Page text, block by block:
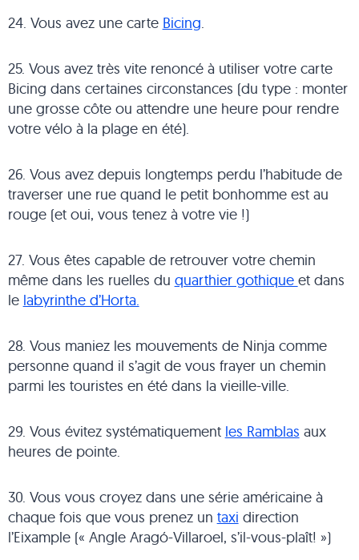
24. Vous avez une carte Bicing.
25. Vous avez très vite renoncé à utiliser votre carte
Bicing dans certaines circonstances (du type : monter
une grosse côte ou attendre une heure pour rendre
votre vélo à la plage en été).
26. Vous avez depuis longtemps perdu l’habitude de
traverser une rue quand le petit bonhomme est au
rouge (et oui, vous tenez à votre vie !)
27. Vous êtes capable de retrouver votre chemin
même dans les ruelles du quarthier gothique et dans
le labyrinthe d’Horta.
28. Vous maniez les mouvements de Ninja comme
personne quand il s’agit de vous frayer un chemin
parmi les touristes en été dans la vieille-ville.
29. Vous évitez systématiquement les Ramblas aux
heures de pointe.
30. Vous vous croyez dans une série américaine à
chaque fois que vous prenez un taxi direction
l’Eixample (« Angle Aragó-Villaroel, s’il-vous-plaît! »)